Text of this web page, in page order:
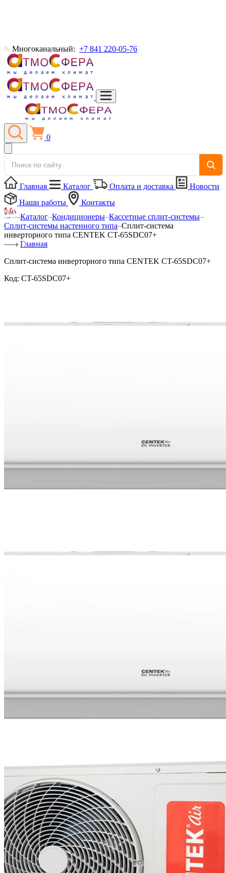
Многоканальный: +7 841 220-05-76
0
Главная Каталог Оплата и доставка
Новости
Наши работы
Контакты
Каталог Кондиционеры Кассетные сплит-системы
Сплит-системы настенного типа Сплит-система
инверторного типа CENTEK CT-65SDC07+
Главная
Сплит-система инверторного типа CENTEK CT-65SDC07+
Код: CT-65SDC07+